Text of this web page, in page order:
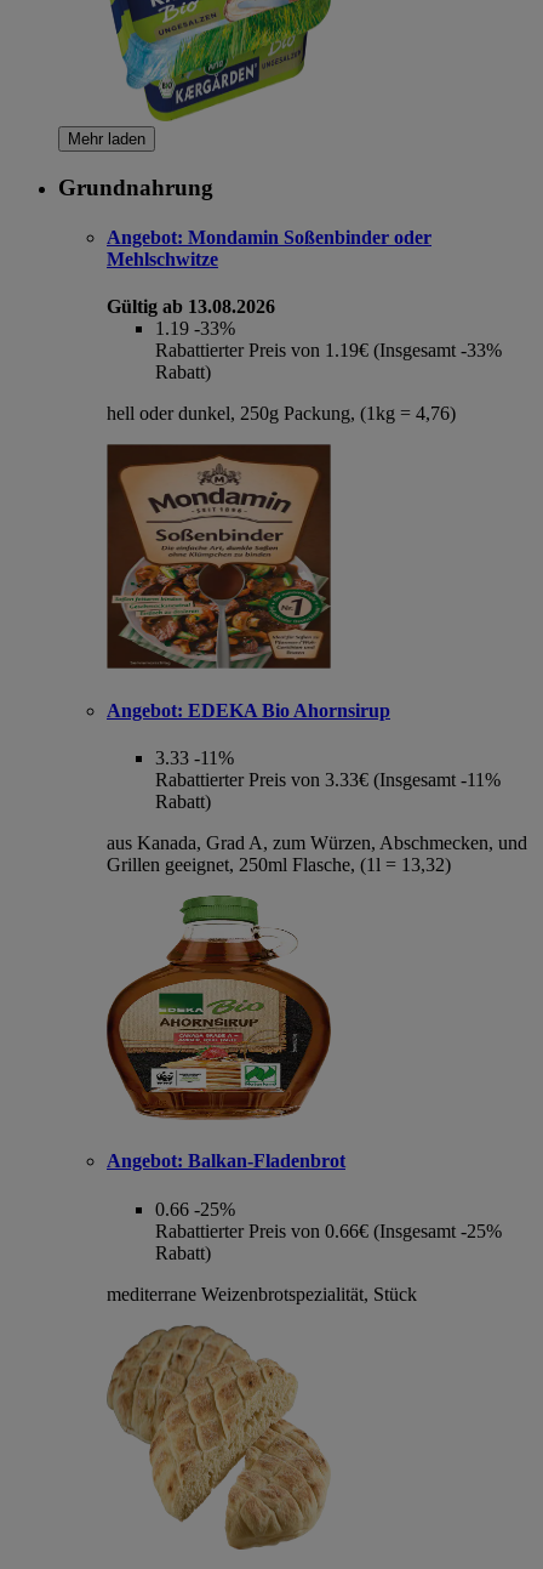
Mehr laden
Grundnahrung
Angebot: Mondamin Soßenbinder oder
Mehlschwitze
Gültig ab 13.08.2026
1.19 -33%
Rabattierter Preis von 1.19€ (Insgesamt -33%
Rabatt)
hell oder dunkel, 250g Packung, (1kg = 4,76)
Angebot: EDEKA Bio Ahornsirup
3.33 -11%
Rabattierter Preis von 3.33€ (Insgesamt -11%
Rabatt)
aus Kanada, Grad A, zum Würzen, Abschmecken, und
Grillen geeignet, 250ml Flasche, (1l = 13,32)
Angebot: Balkan-Fladenbrot
0.66 -25%
Rabattierter Preis von 0.66€ (Insgesamt -25%
Rabatt)
mediterrane Weizenbrotspezialität, Stück